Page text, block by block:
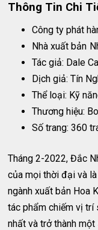
Thông Tin Chi
Công ty phát
Nhà xuất bản
Tác giả: Dale
Dịch giả: Tín
Thể loại: Kỹ
Thương hiệu:
Số trang: 360
Tháng 2-2022, Đắc
của mọi thời đại và
ngành xuất bản Hoa
tác phẩm chiếm vị trí
nhất và trở thành